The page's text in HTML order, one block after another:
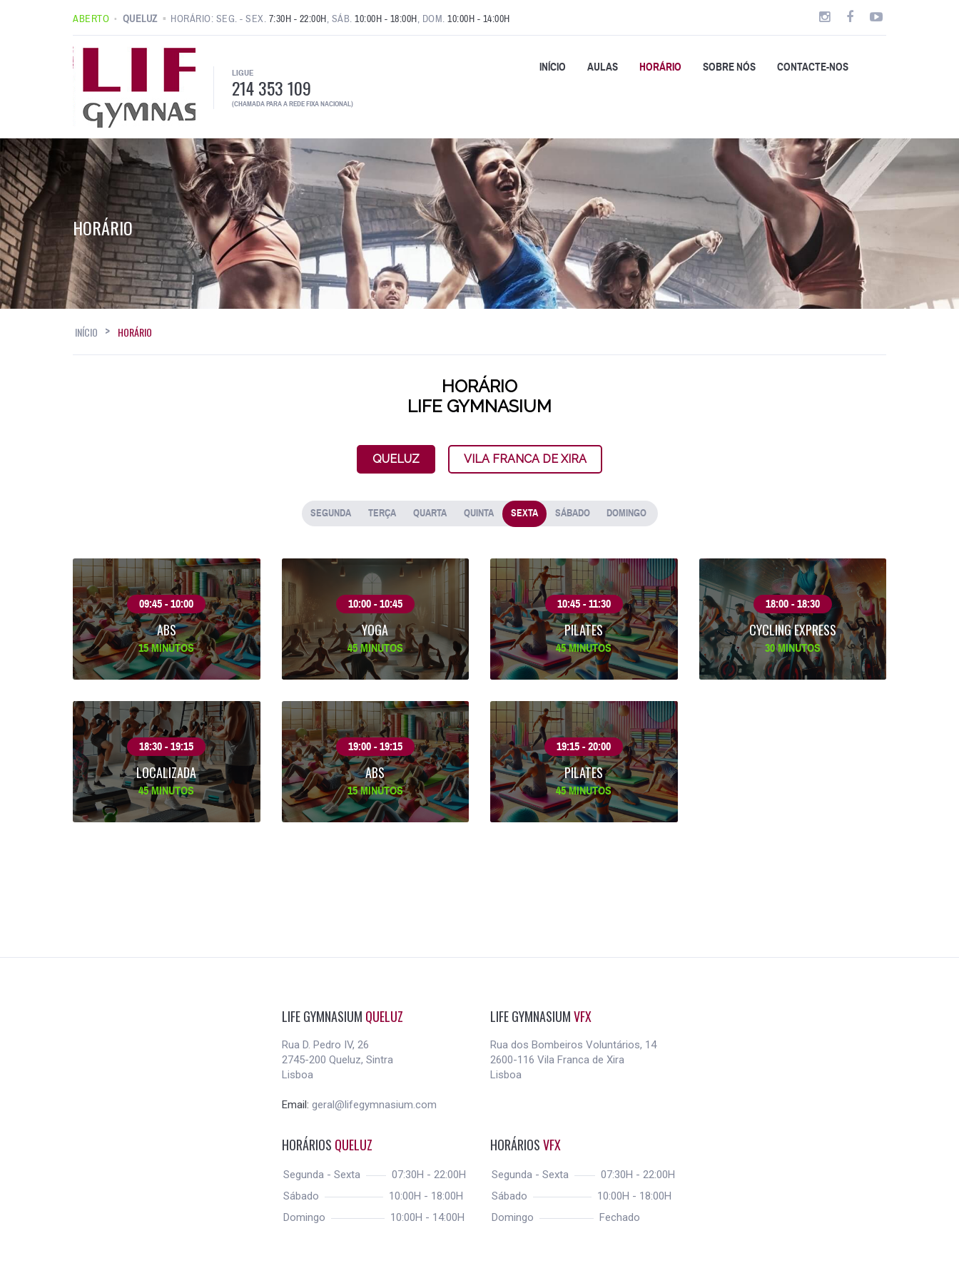
ABERTO QUELUZ HORÁRIO: SEG. - SEX. 7:30H - 22:00H, SÁB. 10:00H - 18:00H, DOM. 10:00H - 14:00H
LIGUE
214 353 109
(CHAMADA PARA A REDE FIXA NACIONAL)
INÍCIO AULAS HORÁRIO SOBRE NÓS CONTACTE-NOS
HORÁRIO
INÍCIO HORÁRIO
HORÁRIO
LIFE GYMNASIUM
QUELUZ VILA FRANCA DE XIRA
SEGUNDA TERÇA QUARTA QUINTA SEXTA SÁBADO DOMINGO
09:45 - 10:00
ABS
15 MINUTOS
10:00 - 10:45
YOGA
45 MINUTOS
10:45 - 11:30
PILATES
45 MINUTOS
18:00 - 18:30
CYCLING EXPRESS
30 MINUTOS
18:30 - 19:15
LOCALIZADA
45 MINUTOS
19:00 - 19:15
ABS
15 MINUTOS
19:15 - 20:00
PILATES
45 MINUTOS
LIFE GYMNASIUM QUELUZ
Rua D. Pedro IV, 26
2745-200 Queluz, Sintra
Lisboa
Email: geral@lifegymnasium.com
LIFE GYMNASIUMVFX
Rua dos Bombeiros Voluntários, 14
2600-116 Vila Franca de Xira
Lisboa
HORÁRIOS QUELUZ
Segunda - Sexta
07:30H - 22:00H
Sábado
10:00H - 18:00H
Domingo
10:00H - 14:00H
HORÁRIOSVFX
Segunda - Sexta
07:30H - 22:00H
Sábado
10:00H - 18:00H
Domingo
Fechado